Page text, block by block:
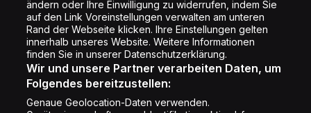
Folge uns
ändern oder Ihre Einwilligung zu widerrufen, indem Sie
auf den Link Voreinstellungen verwalten am unteren
Rand der Webseite klicken. Ihre Einstellungen gelten
innerhalb unseres Website. Weitere Informationen
finden Sie in unserer Datenschutzerklärung.
Wir und unsere Partner verarbeiten Daten, um
Folgendes bereitzustellen:
Genaue Geolocation-Daten verwenden.